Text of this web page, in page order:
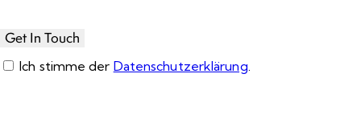
Ich stimme der Datenschutzerklärung